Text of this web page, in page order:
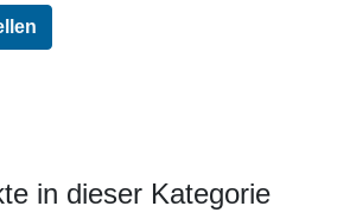
in dieser Kategorie